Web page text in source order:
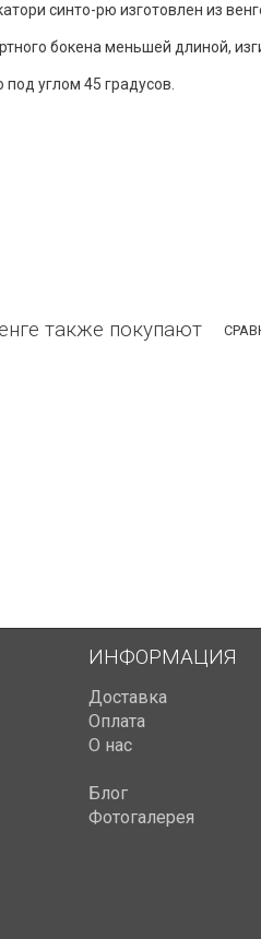
синто-рю изготовлен из
бокена меньшей длиной,
под углом 45 градусов.
также покупают
ИНФОРМАЦИЯ
Доставка
Оплата
О нас
Блог
Фотогалерея